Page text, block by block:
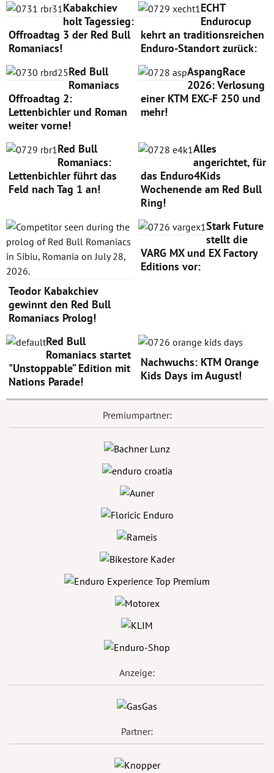
Kabakchiev
holt Tagessieg:
Offroadtag 3 der Red Bull
Romaniacs!
ECHT
Endurocup
kehrt an traditionsreichen
Enduro-Standort zurück:
Red Bull
Romaniacs
Offroadtag 2:
Lettenbichler und Roman
weiter vorne!
AspangRace
2026: Verlosung
einer KTM EXC-F 250 und
mehr!
Red Bull
Romaniacs:
Lettenbichler führt das
Feld nach Tag 1 an!
Alles
angerichtet, für
das Enduro4Kids
Wochenende am Red Bull
Ring!
Teodor Kabakchiev
gewinnt den Red Bull
Romaniacs Prolog!
Stark Future
stellt die
VARG MX und EX Factory
Editions vor:
Red Bull
Romaniacs startet
"Unstoppable” Edition mit
Nations Parade!
Nachwuchs: KTM Orange
Kids Days im August!
Premiumpartner:
Anzeige:
Partner: